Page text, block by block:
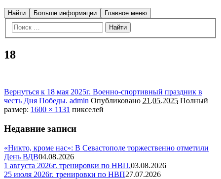
Найти Больше информации Главное меню
18
Вернуться к 18 мая 2025г. Военно-спортивный праздник в
честь Дня Победы. admin Опубликовано 21.05.2025 Полный
размер: 1600 × 1131 пикселей
Недавние записи
«Никто, кроме нас»: В Севастополе торжественно отметили
День ВДВ04.08.2026
1 августа 2026г. тренировки по НВП.03.08.2026
25 июля 2026г. тренировки по НВП27.07.2026